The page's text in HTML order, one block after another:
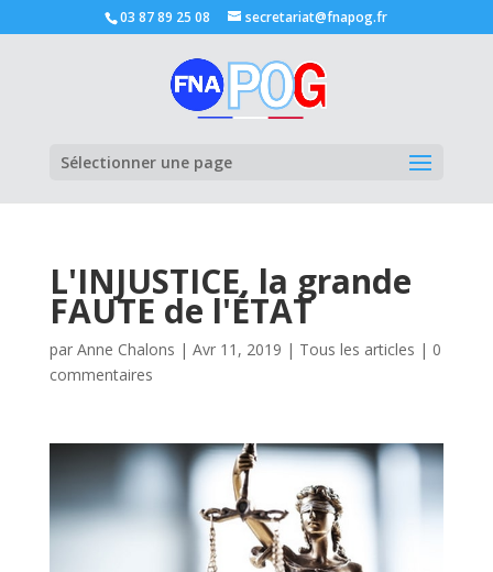
03 87 89 25 08 secretariat@fnapog.fr
Sélectionner une page
L'INJUSTICE, la grande
FAUTE de l'ÉTAT
par Anne Chalons | Avr 11, 2019 | Tous les articles | 0
commentaires